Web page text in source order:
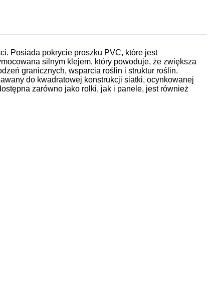
Posiada pokrycie proszku PVC, które jest
silnym klejem, który powoduje, że zwiększa
granicznych, wsparcia roślin i struktur roślin.
do kwadratowej konstrukcji siatki, ocynkowanej
zarówno jako rolki, jak i panele, jest również